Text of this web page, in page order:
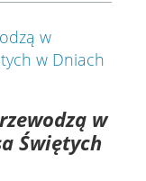
w
Świętych